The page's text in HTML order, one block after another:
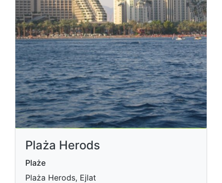
Plaża Herods
Plaże
Plaża Herods, Ejlat